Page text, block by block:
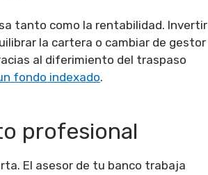
tanto como la rentabilidad. Invertir
la cartera o cambiar de gestor
al diferimiento del traspaso
fondo indexado.
profesional
El asesor de tu banco trabaja